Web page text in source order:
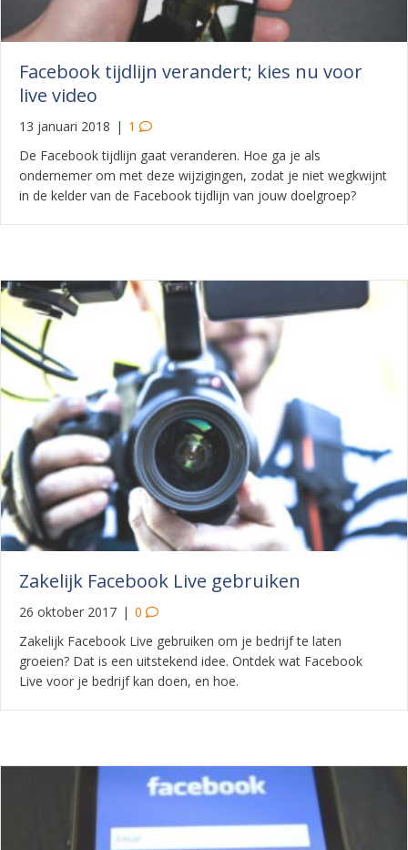
Facebook tijdlijn verandert; kies nu voor
live video
13 januari 2018 | 1
De Facebook tijdlijn gaat veranderen. Hoe ga je als
ondernemer om met deze wijzigingen, zodat je niet wegkwijnt
in de kelder van de Facebook tijdlijn van jouw doelgroep?
Zakelijk Facebook Live gebruiken
26 oktober 2017 | 0
Zakelijk Facebook Live gebruiken om je bedrijf te laten
groeien? Dat is een uitstekend idee. Ontdek wat Facebook
Live voor je bedrijf kan doen, en hoe.